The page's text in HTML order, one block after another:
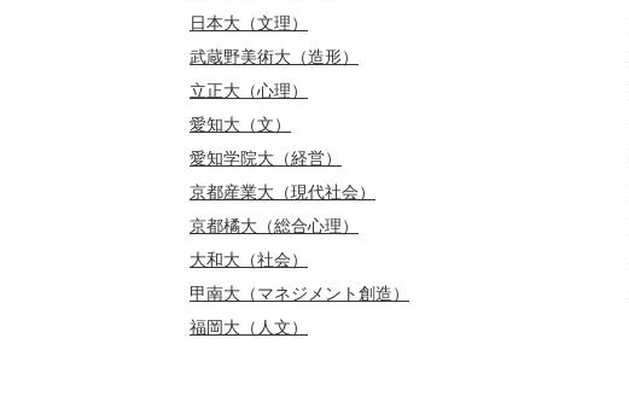
日本大（文理）
武蔵野美術大（造形）
立正大（心理）
愛知大（文）
愛知学院大（経営）
京都産業大（現代社会）
京都橘大（総合心理）
大和大（社会）
甲南大（マネジメント創造）
福岡大（人文）